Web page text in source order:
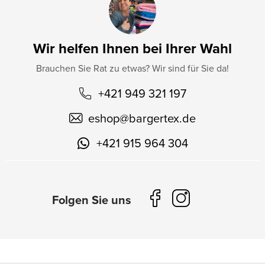
Wir helfen Ihnen bei Ihrer Wahl
Brauchen Sie Rat zu etwas? Wir sind für Sie da!
+421 949 321 197
eshop@bargertex.de
+421 915 964 304